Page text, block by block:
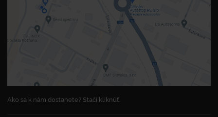
Ako sa k nám dostanete? Stačí kliknúť.